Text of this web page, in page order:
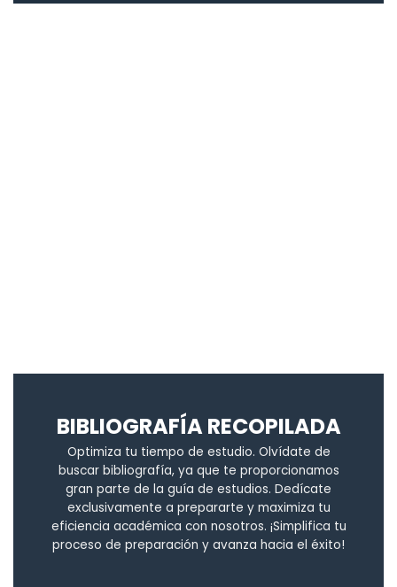
BIBLIOGRAFÍA RECOPILADA
Optimiza tu tiempo de estudio. Olvídate de
buscar bibliografía, ya que te proporcionamos
gran parte de la guía de estudios. Dedícate
exclusivamente a prepararte y maximiza tu
eficiencia académica con nosotros. ¡Simplifica tu
proceso de preparación y avanza hacia el éxito!